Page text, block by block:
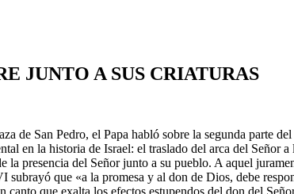
JUNTO A SUS CRIATURAS
de San Pedro, el Papa habló sobre la segunda parte
en la historia de Israel: el traslado del arca del Señor
la presencia del Señor junto a su pueblo. A aquel
que «a la promesa y al don de Dios, debe
que exalta los efectos estupendos del don del